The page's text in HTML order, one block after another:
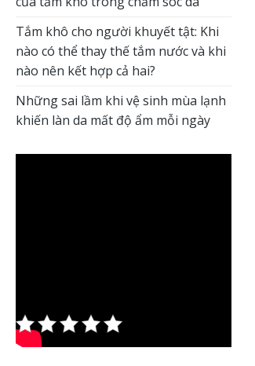
Tắm khô cho người khuyết tật: Khi
nào có thể thay thế tắm nước và khi
nào nên kết hợp cả hai?
Những sai lầm khi vệ sinh mùa lạnh
khiến làn da mất độ ẩm mỗi ngày